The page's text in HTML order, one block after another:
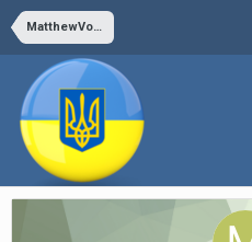
MatthewVoloshuk